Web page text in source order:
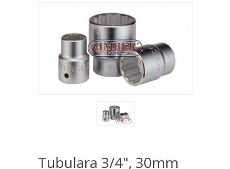
Tubulara 3/4", 30mm